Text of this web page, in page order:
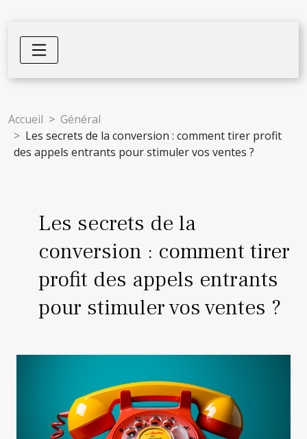
Accueil
Général
Les secrets de la conversion : comment tirer profit
des appels entrants pour stimuler vos ventes ?
Les secrets de la
conversion : comment tirer
profit des appels entrants
pour stimuler vos ventes ?